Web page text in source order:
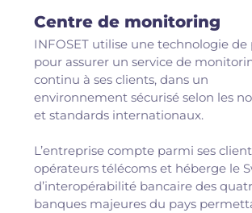
Centre de monitoring
INFOSET utilise une technologie
pour assurer un service de
continu à ses clients, dans un
environnement sécurisé selon les
et standards internationaux.
L’entreprise compte parmi ses
opérateurs télécoms et héberge le
d’interopérabilité bancaire des
banques majeures du pays